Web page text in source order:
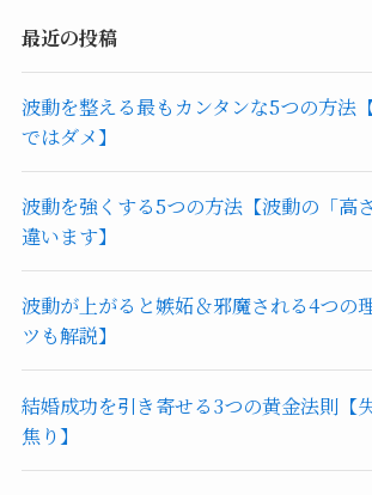
最近の投稿
波動を整える最もカンタンな5つの方法
ではダメ】
波動を強くする5つの方法【波動の「高
違います】
波動が上がると嫉妬＆邪魔される4つの
ツも解説】
結婚成功を引き寄せる3つの黄金法則【
焦り】